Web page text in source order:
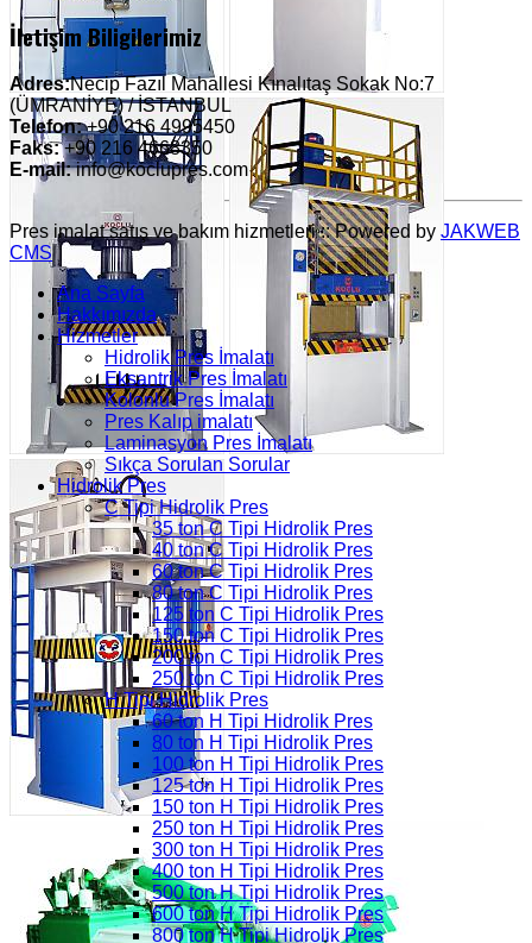
İletişim Biligilerimiz
Adres:Necip Fazıl Mahallesi Kınalıtaş Sokak No:7
(ÜMRANİYE) / İSTANBUL
Telefon:+90 216 4995450
Faks:+90 216 4668350
E-mail:info@koclupres.com
Pres imalat satış ve bakım hizmetleri :: Powered by JAKWEB
CMS
Ana Sayfa
Hakkımızda
Hizmetler
Hidrolik Pres İmalatı
Eksantrik Pres İmalatı
Kolonlu Pres İmalatı
Pres Kalıp imalatı
Laminasyon Pres İmalatı
Sıkça Sorulan Sorular
Hidrolik Pres
C Tipi Hidrolik Pres
35 ton C Tipi Hidrolik Pres
40 ton C Tipi Hidrolik Pres
60 ton C Tipi Hidrolik Pres
80 ton C Tipi Hidrolik Pres
125 ton C Tipi Hidrolik Pres
150 ton C Tipi Hidrolik Pres
200 ton C Tipi Hidrolik Pres
250 ton C Tipi Hidrolik Pres
H Tipi Hidrolik Pres
60 ton H Tipi Hidrolik Pres
80 ton H Tipi Hidrolik Pres
100 ton H Tipi Hidrolik Pres
125 ton H Tipi Hidrolik Pres
150 ton H Tipi Hidrolik Pres
250 ton H Tipi Hidrolik Pres
300 ton H Tipi Hidrolik Pres
400 ton H Tipi Hidrolik Pres
500 ton H Tipi Hidrolik Pres
600 ton H Tipi Hidrolik Pres
800 ton H Tipi Hidrolik Pres